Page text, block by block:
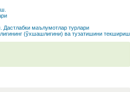
маълумотлар турлари
(ўхшашлигини) ва тузатишини текшириш